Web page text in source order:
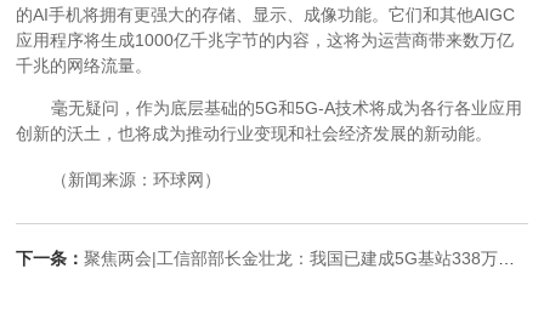
的AI手机将拥有更强大的存储、显示、成像功能。它们和其他AIGC
应用程序将生成1000亿千兆字节的内容，这将为运营商带来数万亿
千兆的网络流量。
毫无疑问，作为底层基础的5G和5G-A技术将成为各行各业应用
创新的沃土，也将成为推动行业变现和社会经济发展的新动能。
（新闻来源：环球网）
下一条：聚焦两会|工信部部长金壮龙：我国已建成5G基站338万个 将加大6G技术研发力度